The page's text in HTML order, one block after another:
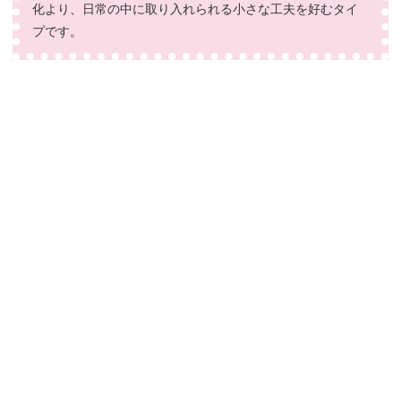
化より、日常の中に取り入れられる小さな工夫を好むタイ
プです。